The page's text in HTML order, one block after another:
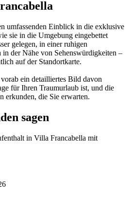
umfassenden Einblick in die exklusive
sie in die Umgebung eingebettet
gelegen, in einer ruhigen
in der Nähe von Sehenswürdigkeiten –
auf der Standortkarte.
ein detailliertes Bild davon
für Ihren Traumurlaub ist, und die
erkunden, die Sie erwarten.
sagen
in Villa Francabella mit